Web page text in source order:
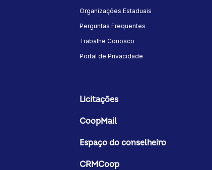
Organizações Estaduais
Perguntas Frequentes
Trabalhe Conosco
Portal de Privacidade
Licitações
CoopMail
Espaço do conselheiro
CRMCoop